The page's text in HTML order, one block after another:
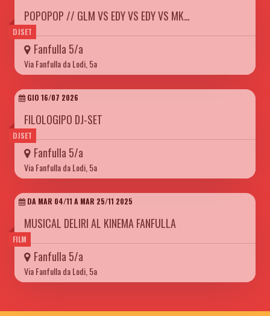
DJSET
POPOPOP // GLM VS EDY VS EDY VS MK…
Fanfulla 5/a
Via Fanfulla da Lodi, 5a
DJSET
GIO 16/07 2026
FILOLOGIPO DJ-SET
Fanfulla 5/a
Via Fanfulla da Lodi, 5a
FILM
DA MAR 04/11 A MAR 25/11 2025
MUSICAL DELIRI AL KINEMA FANFULLA
Fanfulla 5/a
Via Fanfulla da Lodi, 5a